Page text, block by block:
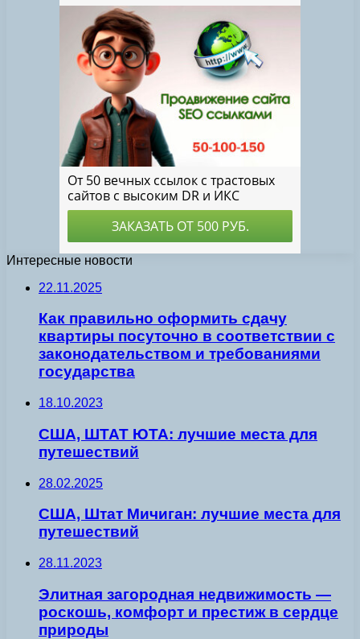
Интересные новости
22.11.2025
Как правильно оформить сдачу
квартиры посуточно в соответствии с
законодательством и требованиями
государства
18.10.2023
США, ШТАТ ЮТА: лучшие места для
путешествий
28.02.2025
США, Штат Мичиган: лучшие места для
путешествий
28.11.2023
Элитная загородная недвижимость —
роскошь, комфорт и престиж в сердце
природы